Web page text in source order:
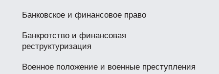
Банковское и финансовое право
Банкротство и финансовая
реструктуризация
Военное положение и военные преступления